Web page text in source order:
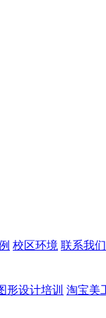
校区环境 联系我们
形设计培训 淘宝美